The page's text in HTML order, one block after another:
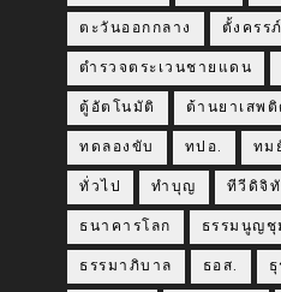
ตะวันออกกลาง ตั้งครรภ์
ตำรวจตระเวนชายแดน
ตู้อัตโนมัติ ต้านยาเสพติ
ทดลองขับ ทปอ. ทม
ทั่วไป ทำบุญ ทีวีดิจิ
ธนาคารโลก ธรรมนูญชุ
ธรรมาภิบาล ธอส.